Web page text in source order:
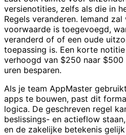
versienotities, zelfs als die in
Regels veranderen. Iemand
voorwaarde is toegevoegd,
veranderd of of een oude
toepassing is. Een korte
verhoogd van $250 naar
uren besparen.
Als je team AppMaster
apps te bouwen, past dit
logica. De geschreven regel
beslissings- en actieflow
en de zakelijke betekenis